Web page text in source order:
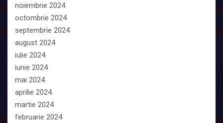
noiembrie 2024
octombrie 2024
septembrie 2024
august 2024
iulie 2024
iunie 2024
mai 2024
aprilie 2024
martie 2024
februarie 2024